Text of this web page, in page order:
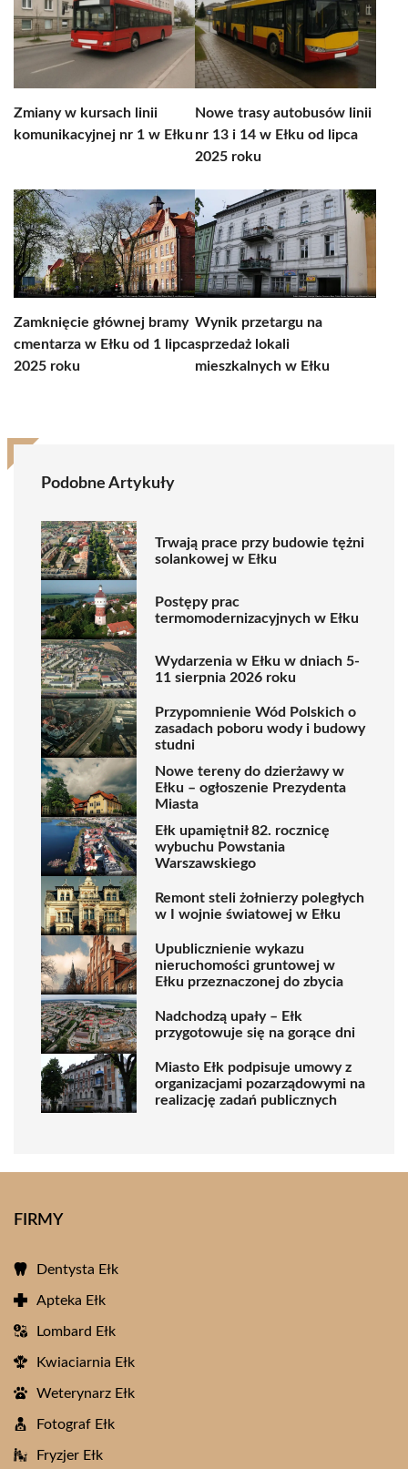
Zmiany w kursach linii
komunikacyjnej nr 1 w Ełku
Nowe trasy autobusów linii
nr 13 i 14 w Ełku od lipca
2025 roku
Zamknięcie głównej bramy
cmentarza w Ełku od 1 lipca
2025 roku
Wynik przetargu na
sprzedaż lokali
mieszkalnych w Ełku
Podobne Artykuły
Trwają prace przy budowie tężni
solankowej w Ełku
Postępy prac
termomodernizacyjnych w Ełku
Wydarzenia w Ełku w dniach 5-
11 sierpnia 2026 roku
Przypomnienie Wód Polskich o
zasadach poboru wody i budowy
studni
Nowe tereny do dzierżawy w
Ełku – ogłoszenie Prezydenta
Miasta
Ełk upamiętnił 82. rocznicę
wybuchu Powstania
Warszawskiego
Remont steli żołnierzy poległych
w I wojnie światowej w Ełku
Upublicznienie wykazu
nieruchomości gruntowej w
Ełku przeznaczonej do zbycia
Nadchodzą upały – Ełk
przygotowuje się na gorące dni
Miasto Ełk podpisuje umowy z
organizacjami pozarządowymi na
realizację zadań publicznych
FIRMY
Dentysta Ełk
Apteka Ełk
Lombard Ełk
Kwiaciarnia Ełk
Weterynarz Ełk
Fotograf Ełk
Fryzjer Ełk